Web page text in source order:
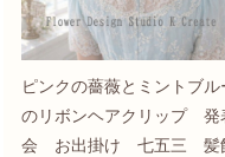
ピンクの薔薇とミントブル
のリボンヘアクリップ 発
会 お出掛け 七五三 髪